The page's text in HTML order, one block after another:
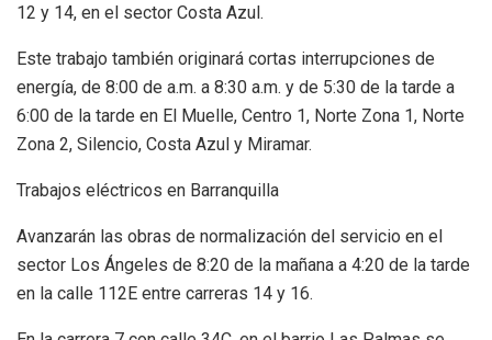
12 y 14, en el sector Costa Azul.
Este trabajo también originará cortas interrupciones de
energía, de 8:00 de a.m. a 8:30 a.m. y de 5:30 de la tarde a
6:00 de la tarde en El Muelle, Centro 1, Norte Zona 1, Norte
Zona 2, Silencio, Costa Azul y Miramar.
Trabajos eléctricos en Barranquilla
Avanzarán las obras de normalización del servicio en el
sector Los Ángeles de 8:20 de la mañana a 4:20 de la tarde
en la calle 112E entre carreras 14 y 16.